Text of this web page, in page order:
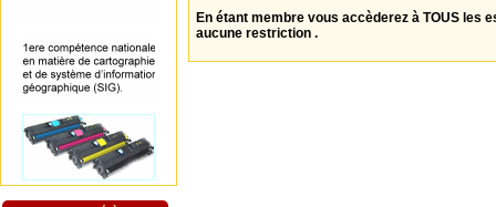
En étant membre vous accèderez à TOUS les
aucune restriction .